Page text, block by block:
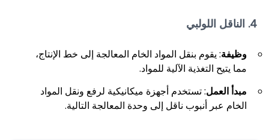
4. الناقل اللولبي
وظيفة: يقوم بنقل المواد الخام المعالجة إلى خط الإنتاج،
مما يتيح التغذية الآلية للمواد.
مبدأ العمل: تستخدم أجهزة ميكانيكية لرفع ونقل المواد
الخام عبر أنبوب ناقل إلى وحدة المعالجة التالية.